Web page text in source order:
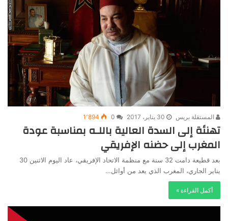
المستقلة بريس 30 يناير، 2017 0 1٬894
تهنئة إلى السدة العالية باللـه بمناسبة عودة
المغرب إلى حضنه الإفريقي
بعد قطيعة دامت 32 سنة مع منظمة الاتحاد الإفريقي، عاد اليوم الاثنين 30
يناير الجاري، المغرب الذي يعد من أوائل…
أكمل القراءة »